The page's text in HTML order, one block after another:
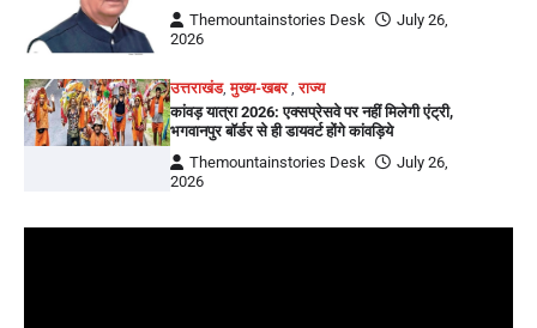
Themountainstories Desk
July 26,
2026
उत्तराखंड,मुख्य-खबर,राज्य
कांवड़ यात्रा 2026: एक्सप्रेसवे पर नहीं मिलेगी एंट्री,
भगवानपुर बॉर्डर से ही डायवर्ट होंगे कांवड़िये
Themountainstories Desk
July 26,
2026